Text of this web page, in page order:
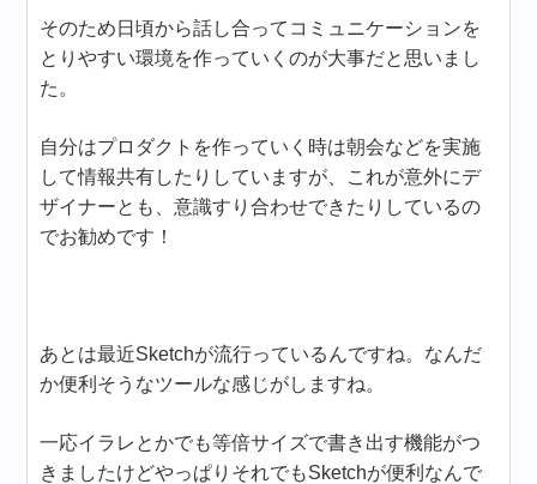
そのため日頃から話し合ってコミュニケーションを
とりやすい環境を作っていくのが大事だと思いまし
た。
自分はプロダクトを作っていく時は朝会などを実施
して情報共有したりしていますが、これが意外にデ
ザイナーとも、意識すり合わせできたりしているの
でお勧めです！
あとは最近Sketchが流行っているんですね。なんだ
か便利そうなツールな感じがしますね。
一応イラレとかでも等倍サイズで書き出す機能がつ
きましたけどやっぱりそれでもSketchが便利なんで